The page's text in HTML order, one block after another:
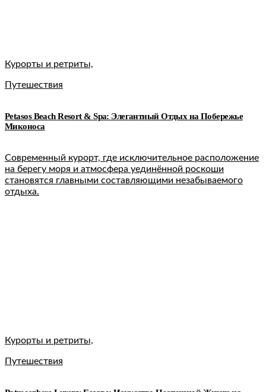
Курорты и ретриты,
Путешествия
Petasos Beach Resort & Spa: Элегантный Отдых на Побережье
Миконоса
Современный курорт, где исключительное расположение
на берегу моря и атмосфера уединённой роскоши
становятся главными составляющими незабываемого
отдыха.
Курорты и ретриты,
Путешествия